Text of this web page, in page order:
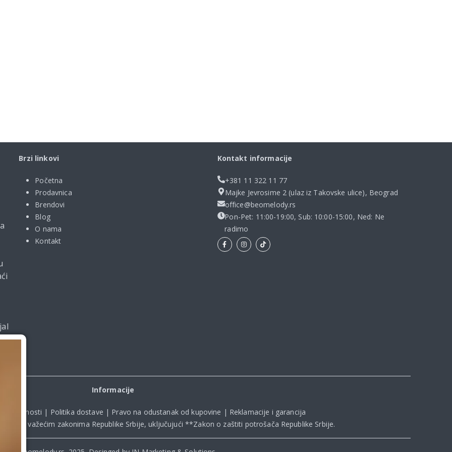
Brzi linkovi
Početna
Prodavnica
Brendovi
Blog
O nama
Kontakt
Kontakt informacije
+381 11 322 11 77
Majke Jevrosime 2 (ulaz iz Takovske ulice), Beograd
office@beomelody.rs
Pon-Pet: 11:00-19:00, Sub: 10:00-15:00, Ned: Ne
radimo
sa važećim zakonima Republike Srbije, uključujući **Zakon o zaštiti potrošača Republike Srbije.
Informacije
privatnosti | Politika dostave | Pravo na odustanak od kupovine | Reklamacije i garancija